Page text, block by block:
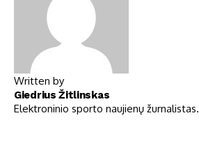
Written by
Giedrius Žitlinskas
Elektroninio sporto naujienų žurnalistas.